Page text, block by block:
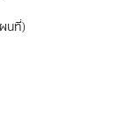
นที่)